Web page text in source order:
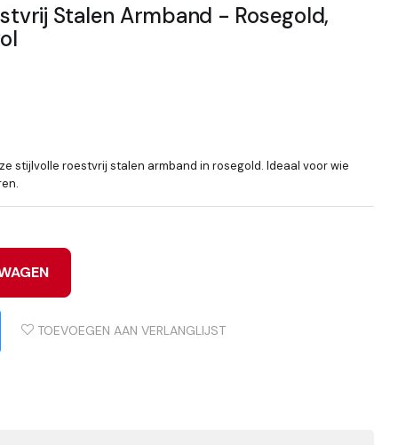
Stalen Armband - Rosegold,
stijlvolle roestvrij stalen armband in rosegold. Ideaal voor wie
TOEVOEGEN AAN VERLANGLIJST